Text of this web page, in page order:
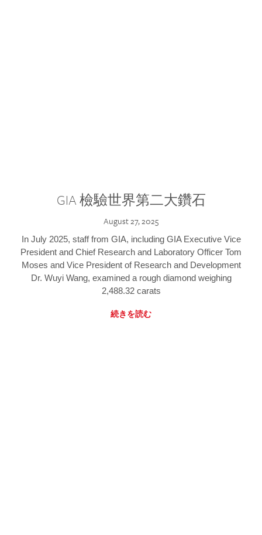
GIA 檢驗世界第二大鑽石
August 27, 2025
In July 2025, staff from GIA, including GIA Executive Vice
President and Chief Research and Laboratory Officer Tom
Moses and Vice President of Research and Development
Dr. Wuyi Wang, examined a rough diamond weighing
2,488.32 carats
続きを読む